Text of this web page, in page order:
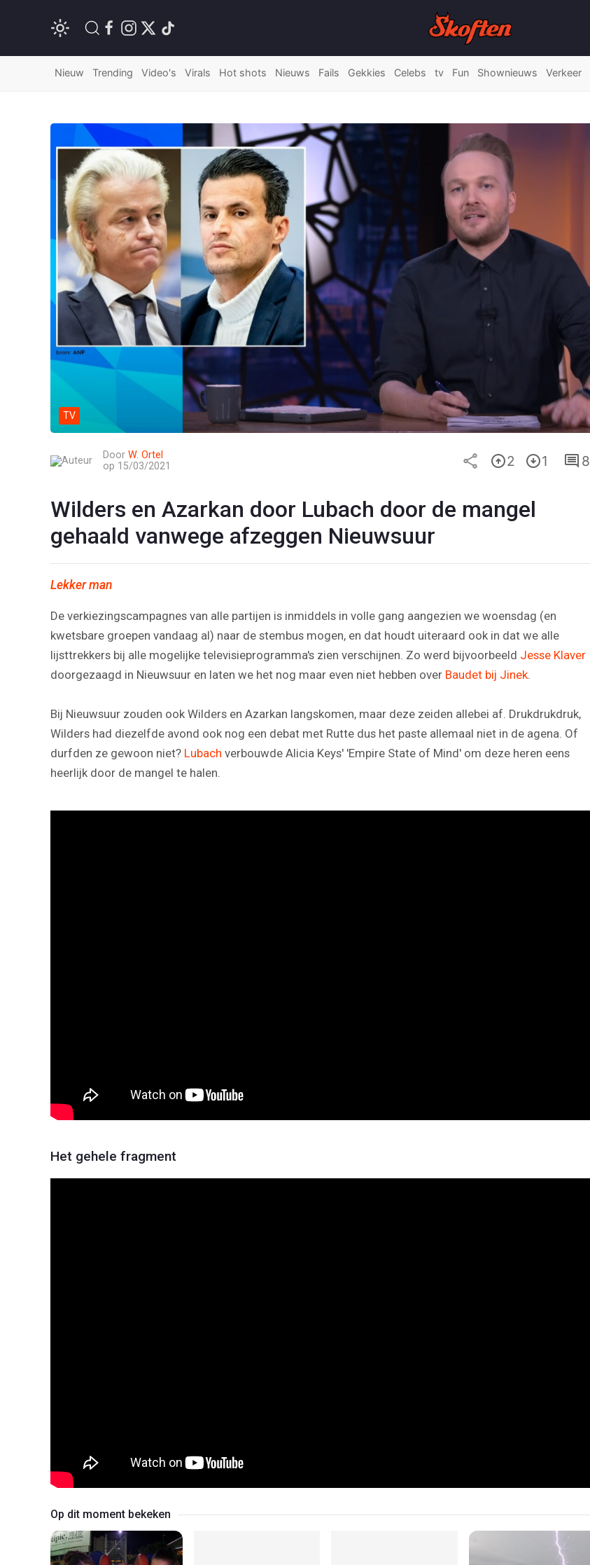
Nieuw Trending Video's Virals Hot shots Nieuws Fails Gekkies Celebs tv Fun Shownieuws Verkeer
TV
Door W. Ortel
op 15/03/2021
2 1 8
Wilders en Azarkan door Lubach door de mangel
gehaald vanwege afzeggen Nieuwsuur
Lekker man
De verkiezingscampagnes van alle partijen is inmiddels in volle gang aangezien we woensdag (en
kwetsbare groepen vandaag al) naar de stembus mogen, en dat houdt uiteraard ook in dat we alle
lijsttrekkers bij alle mogelijke televisieprogramma's zien verschijnen. Zo werd bijvoorbeeld Jesse Klaver
doorgezaagd in Nieuwsuur en laten we het nog maar even niet hebben over Baudet bij Jinek.
Bij Nieuwsuur zouden ook Wilders en Azarkan langskomen, maar deze zeiden allebei af. Drukdrukdruk,
Wilders had diezelfde avond ook nog een debat met Rutte dus het paste allemaal niet in de agena. Of
durfden ze gewoon niet? Lubach verbouwde Alicia Keys' 'Empire State of Mind' om deze heren eens
heerlijk door de mangel te halen.
Het gehele fragment
Op dit moment bekeken